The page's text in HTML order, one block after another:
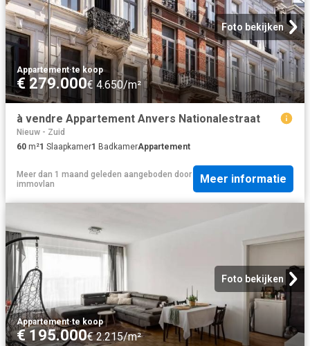
Foto bekijken
Appartement·te koop
€ 279.000€ 4.650/m²
à vendre Appartement Anvers Nationalestraat
Nieuw - Zuid
60 m²1 Slaapkamer1 BadkamerAppartement
Meer dan 1 maand geleden aangeboden door
immovlan
Meer informatie
Foto bekijken
Appartement·te koop
€ 195.000€ 2.215/m²